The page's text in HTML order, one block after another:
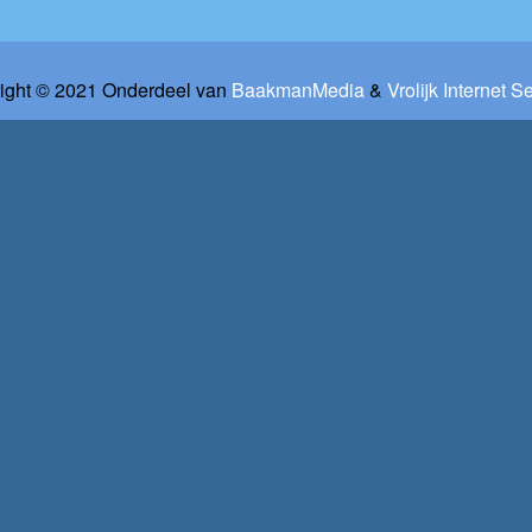
© 2021 Onderdeel van BaakmanMedia& Vrolijk Internet